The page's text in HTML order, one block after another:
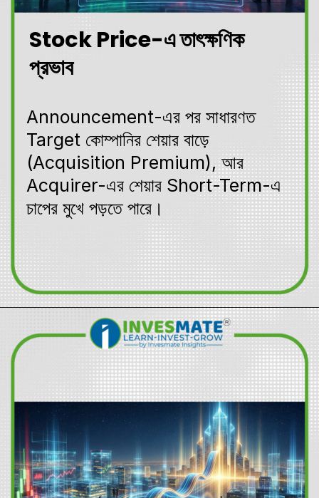
Stock Price-এ তাৎক্ষণিক
প্রভাব
Announcement-এর পর সাধারণত
Target কোম্পানির শেয়ার বাড়ে
(Acquisition Premium), আর
Acquirer-এর শেয়ার Short-Term-এ
চাপের মুখে পড়তে পারে।